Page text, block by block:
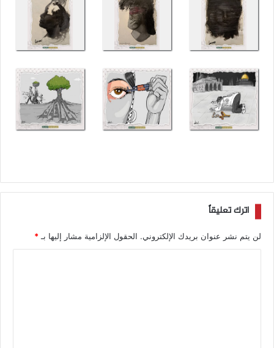
اترك تعليقاً
لن يتم نشر عنوان بريدك الإلكتروني. الحقول الإلزامية مشار إليها بـ *